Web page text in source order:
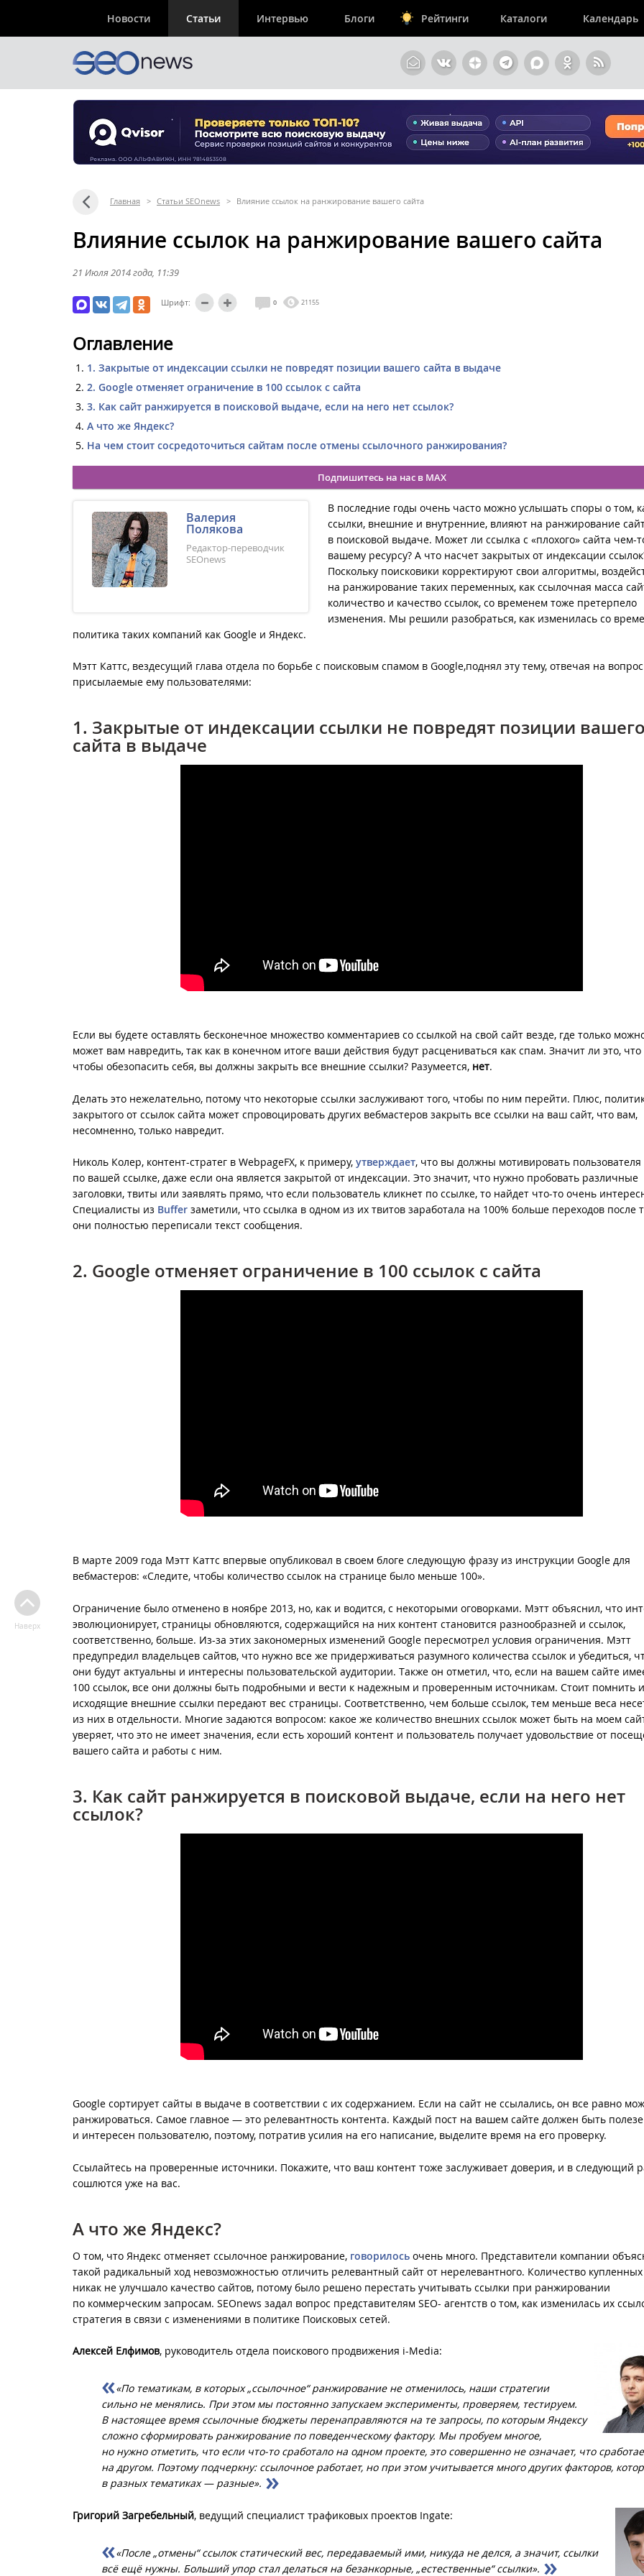
Новости Статьи Интервью Блоги Рейтинги Каталоги Календарь
Главная > Статьи SEOnews > Влияние ссылок на ранжирование вашего сайта
Влияние ссылок на ранжирование вашего сайта
21 Июля 2014 года , 11:39
Шрифт: 0 21155
Оглавление
1. Закрытые от индексации ссылки не повредят позиции вашего сайта в выдаче
2. Google отменяет ограничение в 100 ссылок с сайта
3. Как сайт ранжируется в поисковой выдаче, если на него нет ссылок?
А что же Яндекс?
На чем стоит сосредоточиться сайтам после отмены ссылочного ранжирования?
Подпишитесь на нас в MAX
Валерия
Полякова
Редактор-переводчик
SEOnews
В последние годы очень часто можно услышать споры о том,
ссылки, внешние и внутренние, влияют на ранжирование
в поисковой выдаче. Может ли ссылка с «плохого» сайта чем-
вашему ресурсу? А что насчет закрытых от индексации
Поскольку поисковики корректируют свои алгоритмы,
на ранжирование таких переменных, как ссылочная масса
количество и качество ссылок, со временем тоже претерпело
изменения. Мы решили разобраться, как изменилась со
политика таких компаний как Google и Яндекс.
Мэтт Каттс, вездесущий глава отдела по борьбе с поисковым спамом в Google,поднял эту тему, отвечая на
присылаемые ему пользователями:
1. Закрытые от индексации ссылки не повредят позиции
сайта в выдаче
Если вы будете оставлять бесконечное множество комментариев со ссылкой на свой сайт везде, где только
может вам навредить, так как в конечном итоге ваши действия будут расцениваться как спам. Значит ли это, что
чтобы обезопасить себя, вы должны закрыть все внешние ссылки? Разумеется, нет.
Делать это нежелательно, потому что некоторые ссылки заслуживают того, чтобы по ним перейти. Плюс,
закрытого от ссылок сайта может спровоцировать других вебмастеров закрыть все ссылки на ваш сайт, что вам,
несомненно, только навредит.
Николь Колер, контент-стратег в WebpageFX, к примеру, утверждает, что вы должны мотивировать
по вашей ссылке, даже если она является закрытой от индексации. Это значит, что нужно пробовать различные
заголовки, твиты или заявлять прямо, что если пользователь кликнет по ссылке, то найдет что-то очень
Специалисты из Buffer заметили, что ссылка в одном из их твитов заработала на 100% больше переходов после
они полностью переписали текст сообщения.
2. Google отменяет ограничение в 100 ссылок с сайта
В марте 2009 года Мэтт Каттс впервые опубликовал в своем блоге следующую фразу из инструкции Google для
вебмастеров: «Следите, чтобы количество ссылок на странице было меньше 100».
Ограничение было отменено в ноябре 2013, но, как и водится, с некоторыми оговорками. Мэтт объяснил, что
эволюционирует, страницы обновляются, содержащийся на них контент становится разнообразней и ссылок,
соответственно, больше. Из-за этих закономерных изменений Google пересмотрел условия ограничения. Мэтт
предупредил владельцев сайтов, что нужно все же придерживаться разумного количества ссылок и убедиться,
они будут актуальны и интересны пользовательской аудитории. Также он отметил, что, если на вашем сайте
100 ссылок, все они должны быть подробными и вести к надежным и проверенным источникам. Стоит помнить
исходящие внешние ссылки передают вес страницы. Соответственно, чем больше ссылок, тем меньше веса
из них в отдельности. Многие задаются вопросом: какое же количество внешних ссылок может быть на моем
уверяет, что это не имеет значения, если есть хороший контент и пользователь получает удовольствие от
вашего сайта и работы с ним.
3. Как сайт ранжируется в поисковой выдаче, если на него нет
ссылок?
Google сортирует сайты в выдаче в соответствии с их содержанием. Если на сайт не ссылались, он все равно
ранжироваться. Самое главное — это релевантность контента. Каждый пост на вашем сайте должен быть
и интересен пользователю, поэтому, потратив усилия на его написание, выделите время на его проверку.
Ссылайтесь на проверенные источники. Покажите, что ваш контент тоже заслуживает доверия, и в следующий
сошлются уже на вас.
А что же Яндекс?
О том, что Яндекс отменяет ссылочное ранжирование, говорилось очень много. Представители компании
такой радикальный ход невозможностью отличить релевантный сайт от нерелевантного. Количество
никак не улучшало качество сайтов, потому было решено перестать учитывать ссылки при ранжировании
по коммерческим запросам. SEOnews задал вопрос представителям SEO- агентств о том, как изменилась их
стратегия в связи с изменениями в политике Поисковых сетей.
Алексей Елфимов, руководитель отдела поискового продвижения i-Media:
«По тематикам, в которых „ссылочное“ ранжирование не отменилось, наши стратегии
сильно не менялись. При этом мы постоянно запускаем эксперименты, проверяем, тестируем.
В настоящее время ссылочные бюджеты перенаправляются на те запросы, по которым Яндексу
сложно сформировать ранжирование по поведенческому фактору. Мы пробуем многое,
но нужно отметить, что если что-то сработало на одном проекте, это совершенно не означает, что
на другом. Поэтому подчеркну: ссылочное работает, но при этом учитывается много других факторов,
в разных тематиках — разные».
Григорий Загребельный, ведущий специалист трафиковых проектов Ingate:
«После „отмены“ ссылок статический вес, передаваемый ими, никуда не делся, а значит, ссылки
всё ещё нужны. Больший упор стал делаться на безанкорные, „естественные“ ссылки».
Наверх